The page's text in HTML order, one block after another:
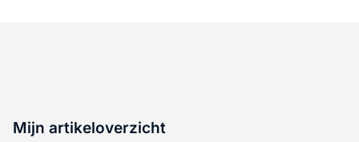
Mijn artikeloverzicht